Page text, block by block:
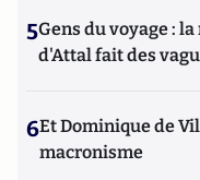
5Gens du voyage :
d'Attal fait des
6Et Dominique de
macronisme